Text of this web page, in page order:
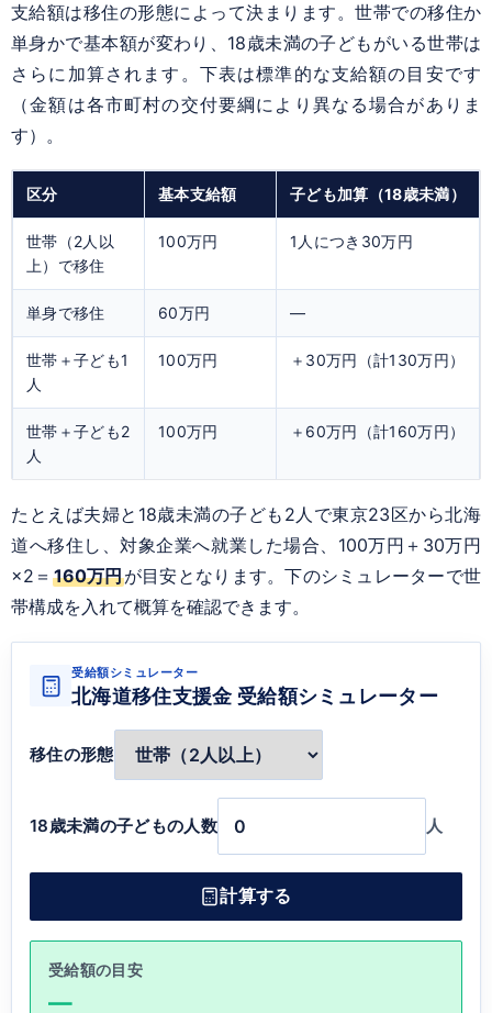
支給額は移住の形態によって決まります。世帯での移住か
単身かで基本額が変わり、18歳未満の子どもがいる世帯は
さらに加算されます。下表は標準的な支給額の目安です
（金額は各市町村の交付要綱により異なる場合がありま
す）。
区分 基本支給額 子ども加算（18歳未満）
世帯（2人以
上）で移住
100万円 1人につき30万円
単身で移住 60万円 —
世帯＋子ども1
人
100万円 ＋30万円（計130万円）
世帯＋子ども2
人
100万円 ＋60万円（計160万円）
たとえば夫婦と18歳未満の子ども2人で東京23区から北海
道へ移住し、対象企業へ就業した場合、100万円＋30万円
×2＝ 160万円が目安となります。下のシミュレーターで世
帯構成を入れて概算を確認できます。
受給額シミュレーター
北海道移住支援金 受給額シミュレーター
移住の形態
18歳未満の子どもの人数 人
計算する
受給額の目安
—